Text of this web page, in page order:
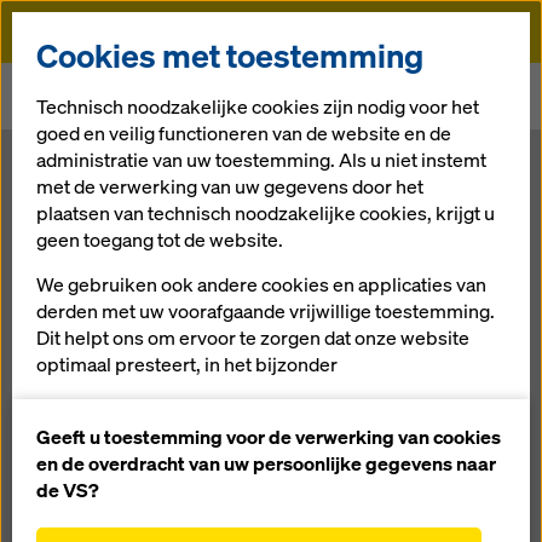
Doka
Veiligheid doorslaggevende factor bij keuze bekistingsysteem
Veiligheid
doorslaggeven
de factor bij
keuze
bekistingsystee
Cookies met toestemming
Technisch noodzakelijke cookies zijn nodig voor het
goed en veilig functioneren van de website en de
administratie van uw toestemming. Als u niet instemt
met de verwerking van uw gegevens door het
plaatsen van technisch noodzakelijke cookies, krijgt u
geen toegang tot de website.
We gebruiken ook andere cookies en applicaties van
derden met uw voorafgaande vrijwillige toestemming.
Dit helpt ons om ervoor te zorgen dat onze website
optimaal presteert, in het bijzonder
van onze website (functionele en statistische
cookies),
het vergemakkelijken van een soepel
Geeft u toestemming voor de verwerking van cookies
en de overdracht van uw persoonlijke gegevens naar
de VS?